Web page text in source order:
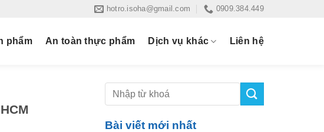
hotro.isoha@gmail.com 0909.384.449
phẩm An toàn thực phẩm Dịch vụ khác Liên hệ
Bài viết mới nhất